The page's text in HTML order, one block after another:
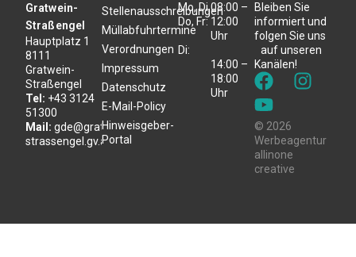
Gratwein-
Straßengel
Hauptplatz 1
8111
Gratwein-
Straßengel
Tel: +43 3124
51300
Mail: gde@gratwein-
strassengel.gv.at
Stellenausschreibungen
Müllabfuhrtermine
Verordnungen
Impressum
Datenschutz
E-Mail-Policy
Hinweisgeber-
Portal
Mo, Di,
Do, Fr:
Di:
08:00 –
12:00
Uhr
14:00 –
18:00
Uhr
Bleiben Sie
informiert und
folgen Sie uns
auf unseren
Kanälen!
© 2026
Werbeagentur
allinone
creative